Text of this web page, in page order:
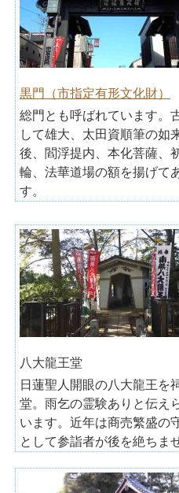
黒門（市指定有形文化財）
総門とも呼ばれています。
して雄大、太田資順筆の如
後、閻浮提内、本化菩薩、
輪、法華道場の額を揚げて
す。
八大龍王堂
日蓮聖人開眼の八大龍王を
堂。雨乞の霊験ありと伝え
います。近年は商売繁盛の
として参詣者が後を絶ちま